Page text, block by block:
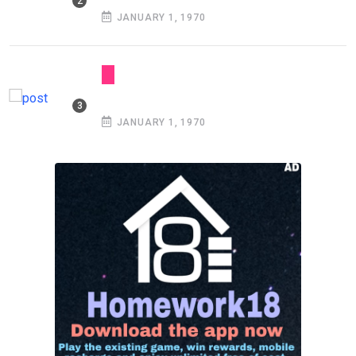
JANUARY 1, 1970
JANUARY 1, 1970